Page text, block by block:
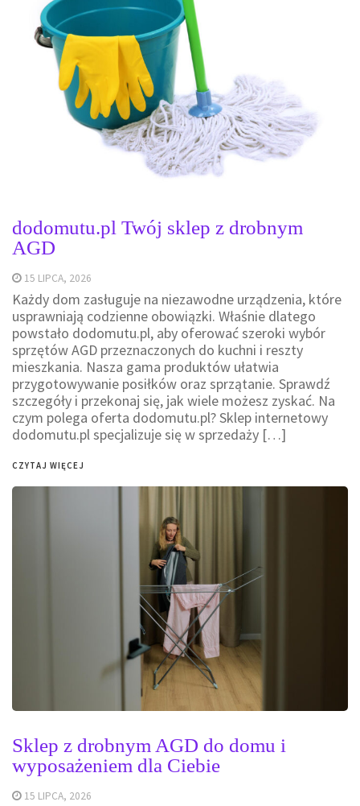
dodomutu.pl Twój sklep z drobnym
AGD
15 LIPCA, 2026
Każdy dom zasługuje na niezawodne urządzenia, które
usprawniają codzienne obowiązki. Właśnie dlatego
powstało dodomutu.pl, aby oferować szeroki wybór
sprzętów AGD przeznaczonych do kuchni i reszty
mieszkania. Nasza gama produktów ułatwia
przygotowywanie posiłków oraz sprzątanie. Sprawdź
szczegóły i przekonaj się, jak wiele możesz zyskać. Na
czym polega oferta dodomutu.pl? Sklep internetowy
dodomutu.pl specjalizuje się w sprzedaży […]
CZYTAJ WIĘCEJ
Sklep z drobnym AGD do domu i
wyposażeniem dla Ciebie
15 LIPCA, 2026